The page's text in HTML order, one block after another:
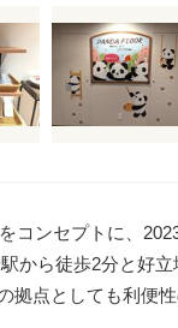
コンセプトに、
から徒歩2分と好
拠点としても利便性